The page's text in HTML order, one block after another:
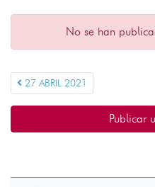
No se han
27 ABRIL 2021
Publicar